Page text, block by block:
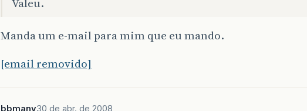
Manda um e-mail para mim que eu mando.
[email removido]
bbmany30 de abr. de 2008